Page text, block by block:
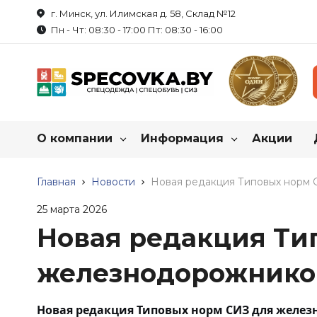
г. Минск, ул. Илимская д. 58, Склад №12
Пн - Чт: 08:30 - 17:00 Пт: 08:30 - 16:00
Каталог нашей
Летняя спецодежда
Зимняя спецодежда
Трикотаж
Обувь
Летняя обувь
Зимняя обувь
Обувь для
О компании
О нас
Реквизиты
Сотрудничество
Вакансии
Информация
Как купить спецодежду?
Таблица размеров
Маркировка продукции
Акции
Главная Новости Новая редакция Типовых
25 марта 2026
Новая редакция
Новая редакция Типовых норм СИЗ для